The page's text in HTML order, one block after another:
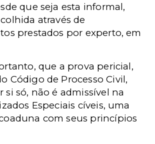
que seja esta informal,
através de
prestados por experto, em
que a prova pericial,
Código de Processo Civil,
si só, não é admissível na
Especiais cíveis, uma
com seus princípios